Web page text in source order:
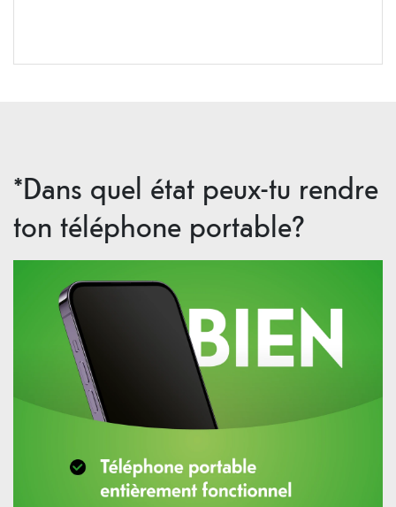
*Dans quel état peux-tu rendre
ton téléphone portable?